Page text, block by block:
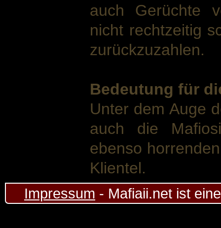
auch Gerüchte
nicht rechtzeitig
zurückzuzahlen.
Bedeutung für
Unter dem Auge
auch die
ebenso
Klientel.
Impressum - Mafiaii.net ist